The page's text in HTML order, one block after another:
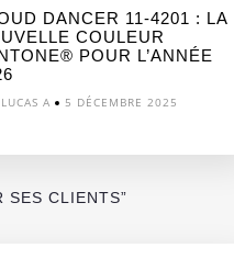
DANCER 11-4201 : LA
COULEUR
POUR L’ANNÉE
A 5 DÉCEMBRE 2025
SES CLIENTS”